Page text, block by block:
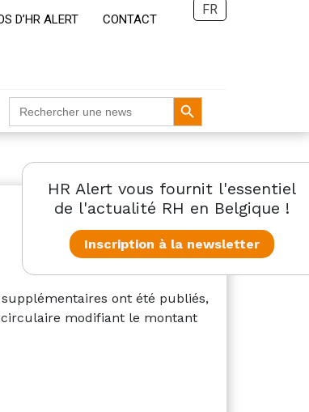
D’HR ALERT CONTACT
FR
Search
for:
Search Button
HR Alert vous fournit l'essentiel
de l'actualité RH en Belgique !
Inscription à la newsletter
HR Legal
ont été publiés,
modifiant le montant